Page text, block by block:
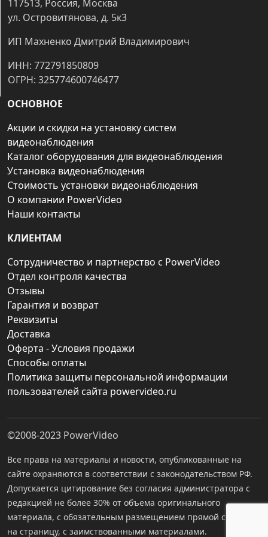
117513, Россия, Москва
ул. Островитянова, д. 5к3
ИП Махненко Дмитрий Владимирович
ИНН: 772791850809
ОГРН: 325774600746477
ОСНОВНОЕ
Акции и скидки на установку систем
видеонаблюдения
Каталог оборудования для видеонаблюдения
Установка видеонаблюдения
Стоимость установки видеонаблюдения
О компании PowerVideo
Наши контакты
КЛИЕНТАМ
Сотрудничество и партнерство с PowerVideo
Отдел контроля качества
Отзывы
Гарантия и возврат
Реквизиты
Доставка
Оферта - Условия продажи
Способы оплаты
Политика защиты персональной информации
пользователей сайта powervideo.ru
©2008-2023 PowerVideo
Все права на материалы и новости, опубликованные на
сайте охраняются в соответствии с законодательством РФ.
Допускается цитирование без согласия администратора с
редакцией не более 30% от объема оригинального
материала, с обязательным размещением прямой ссылки
на страницу, с заимствованными материалами.